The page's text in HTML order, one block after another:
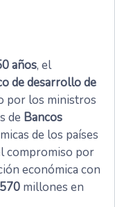
años, el
de desarrollo de
por los ministros
de Bancos
de los países
compromiso por
económica con
millones en